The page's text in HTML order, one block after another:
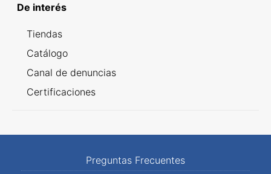
De interés
Tiendas
Catálogo
Canal de denuncias
Certificaciones
Preguntas Frecuentes